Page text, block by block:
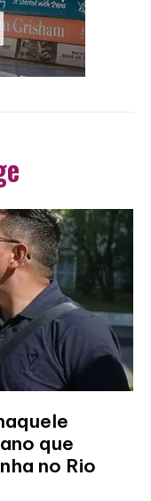
que
no Rio